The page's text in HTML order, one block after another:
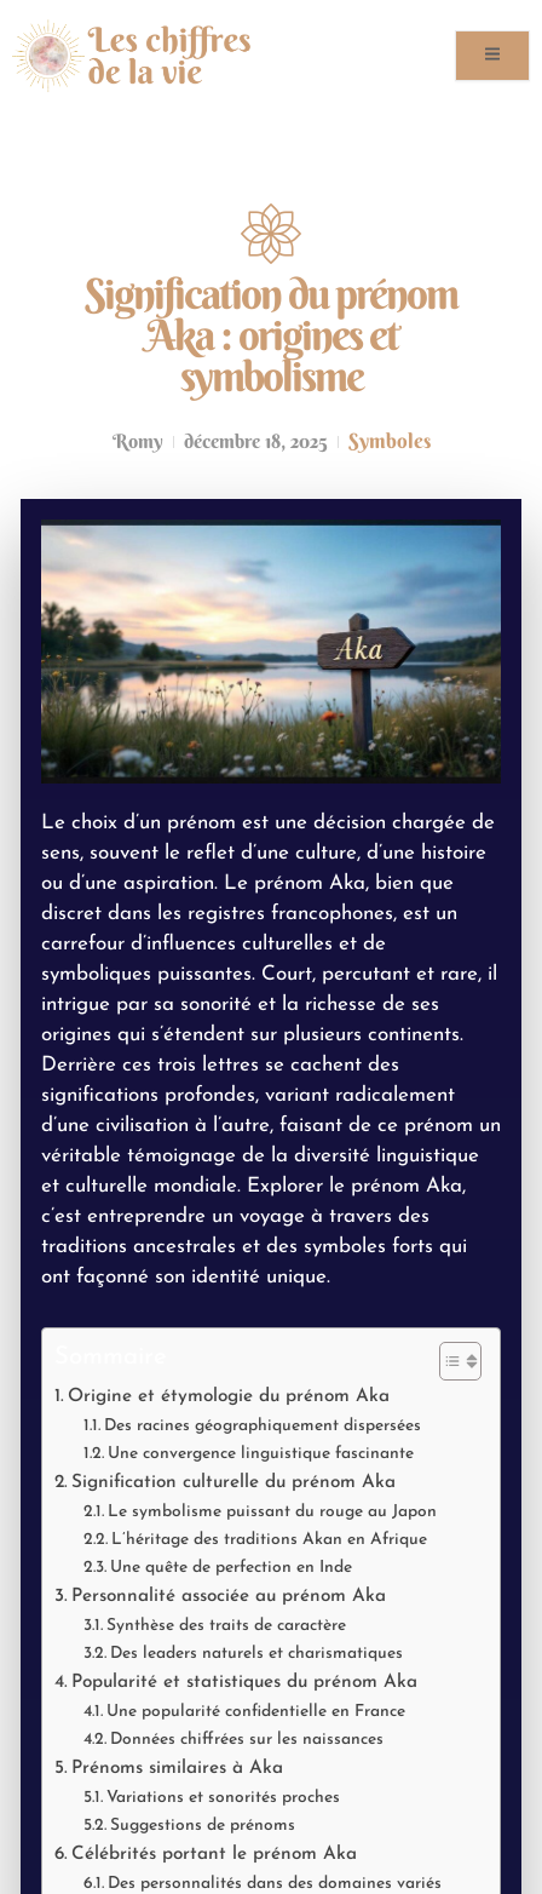
Signification du prénom
Aka : origines et
symbolisme
Romy décembre 18, 2025 Symboles
Le choix d’un prénom est une décision chargée de
sens, souvent le reflet d’une culture, d’une histoire
ou d’une aspiration. Le prénom Aka, bien que
discret dans les registres francophones, est un
carrefour d’influences culturelles et de
symboliques puissantes. Court, percutant et rare, il
intrigue par sa sonorité et la richesse de ses
origines qui s’étendent sur plusieurs continents.
Derrière ces trois lettres se cachent des
significations profondes, variant radicalement
d’une civilisation à l’autre, faisant de ce prénom un
véritable témoignage de la diversité linguistique
et culturelle mondiale. Explorer le prénom Aka,
c’est entreprendre un voyage à travers des
traditions ancestrales et des symboles forts qui
ont façonné son identité unique.
Origine et étymologie du prénom Aka
Des racines géographiquement dispersées
Une convergence linguistique fascinante
Signification culturelle du prénom Aka
Le symbolisme puissant du rouge au Japon
L’héritage des traditions Akan en Afrique
Une quête de perfection en Inde
Personnalité associée au prénom Aka
Synthèse des traits de caractère
Des leaders naturels et charismatiques
Popularité et statistiques du prénom Aka
Une popularité confidentielle en France
Données chiffrées sur les naissances
Prénoms similaires à Aka
Variations et sonorités proches
Suggestions de prénoms
Célébrités portant le prénom Aka
Des personnalités dans des domaines variés